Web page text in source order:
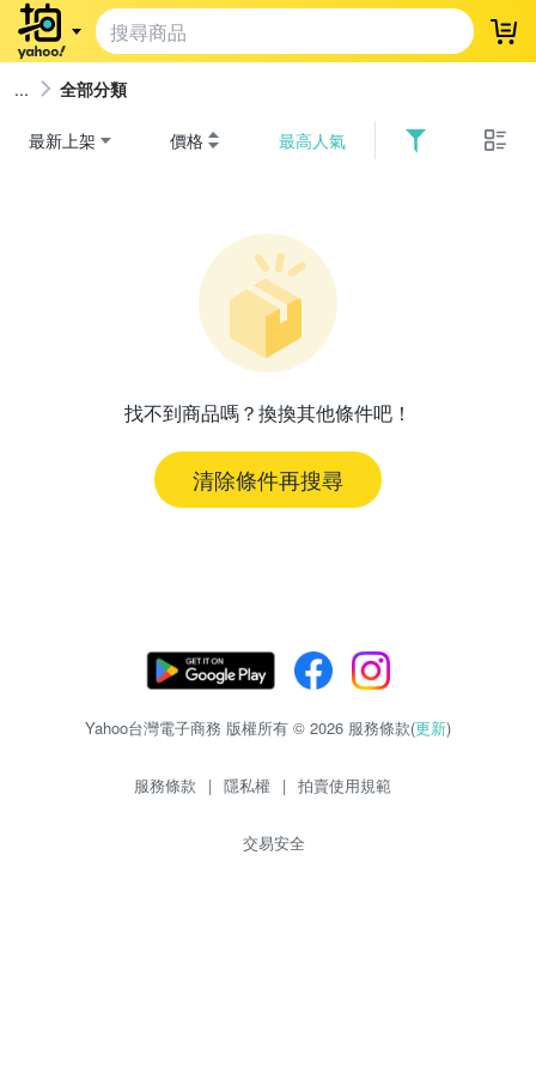
登
全部分類
最新上架 價格 最高人氣
找不到商品嗎？換換其他條件吧！
清除條件再搜尋
Yahoo台灣電子商務 版權所有 © 2026 服務條款(更新)
服務條款 | 隱私權 | 拍賣使用規範
交易安全